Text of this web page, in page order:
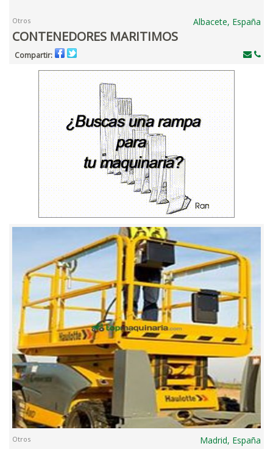
Otros Albacete, España
CONTENEDORES MARITIMOS
Compartir:
Otros Madrid, España